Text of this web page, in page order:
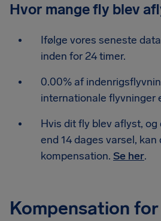
Hvor mange fly blev
Ifølge vores seneste
inden for 24 timer.
0.00% af
internationale flyvninger
Hvis dit fly blev aflyst, og
end 14 dages varsel,
kompensation. Se her.
Kompensation